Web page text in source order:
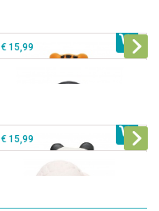
€ 15,99
Lanco - Bijtring Kori de Panda
€ 15,99